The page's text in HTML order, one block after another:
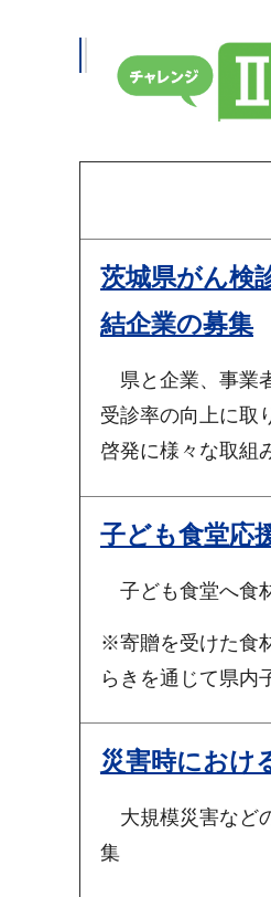
茨城県がん検
結企業の募集
県と企業、事業
受診率の向上に取
啓発に様々な取組
子ども食堂応
子ども食堂へ食
※寄贈を受けた食
らきを通じて県内
災害時におけ
大規模災害など
集